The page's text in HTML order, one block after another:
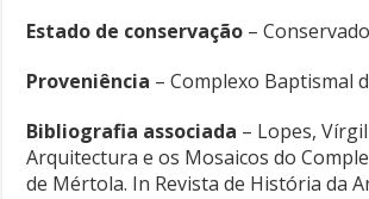
Estado de conservação – Conservado
Proveniência – Complexo Baptismal
Bibliografia associada – Lopes,
Arquitectura e os Mosaicos do
de Mértola. In Revista de História da